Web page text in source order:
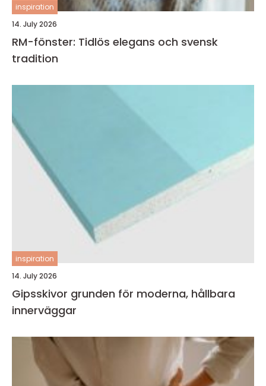
inspiration
14. July 2026
RM-fönster: Tidlös elegans och svensk
tradition
inspiration
14. July 2026
Gipsskivor grunden för moderna, hållbara
innerväggar